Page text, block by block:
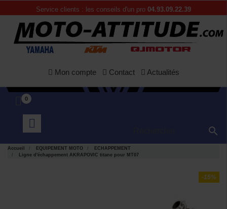
Service clients : les conseils d'un pro 04.93.09.22.39
Mon compte Contact Actualités
0

Accueil EQUIPEMENT MOTO
ECHAPPEMENT
Ligne d'échappement AKRAPOVIC titane pour MT07
-15%